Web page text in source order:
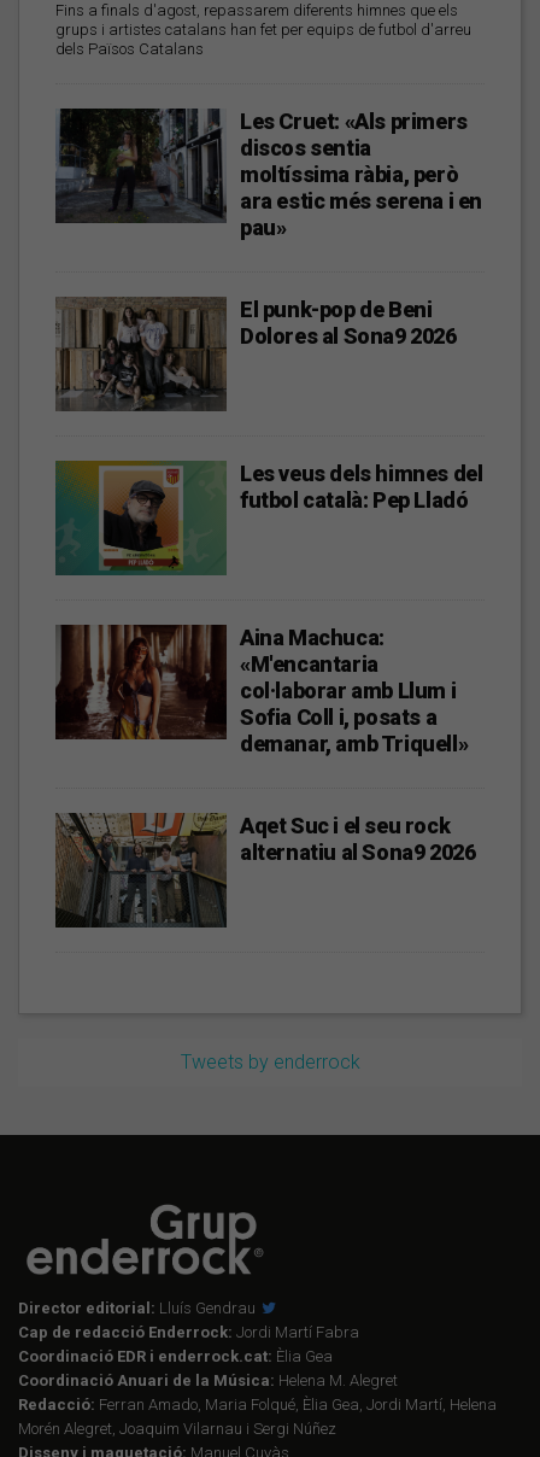
Fins a finals d'agost, repassarem diferents himnes que els
grups i artistes catalans han fet per equips de futbol d'arreu
dels Països Catalans
Les Cruet: «Als primers
discos sentia
moltíssima ràbia, però
ara estic més serena i en
pau»
El punk-pop de Beni
Dolores al Sona9 2026
Les veus dels himnes del
futbol català: Pep Lladó
Aina Machuca:
«M'encantaria
col·laborar amb Llum i
Sofia Coll i, posats a
demanar, amb Triquell»
Aqet Suc i el seu rock
alternatiu al Sona9 2026
Tweets by enderrock
Director editorial: Lluís Gendrau
Cap de redacció Enderrock: Jordi Martí Fabra
Coordinació EDR i enderrock.cat: Èlia Gea
Coordinació Anuari de la Música: Helena M. Alegret
Redacció: Ferran Amado, Maria Folqué, Èlia Gea, Jordi Martí, Helena
Morén Alegret, Joaquim Vilarnau i Sergi Núñez
Disseny i maquetació: Manuel Cuyàs